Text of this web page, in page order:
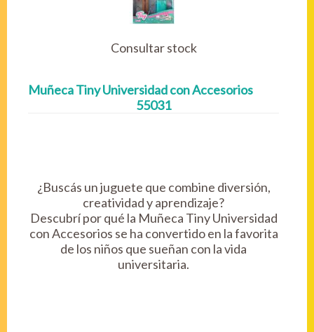
Consultar stock
Muñeca Tiny Universidad con Accesorios
55031
¿Buscás un juguete que combine diversión,
creatividad y aprendizaje?
Descubrí por qué la Muñeca Tiny Universidad
con Accesorios se ha convertido en la favorita
de los niños que sueñan con la vida
universitaria.